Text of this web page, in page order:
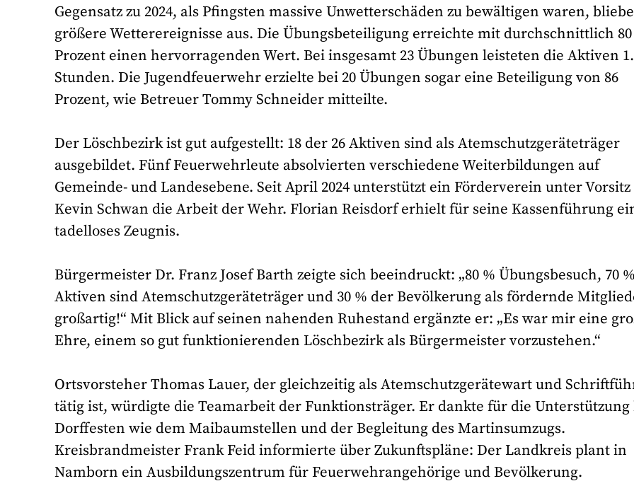
Gegensatz zu 2024, als Pfingsten massive Unwetterschäden zu bewältigen waren,
größere Wetterereignisse aus. Die Übungsbeteiligung erreichte mit durchschnittlich 80
Prozent einen hervorragenden Wert. Bei insgesamt 23 Übungen leisteten die Aktiven
Stunden. Die Jugendfeuerwehr erzielte bei 20 Übungen sogar eine Beteiligung von 86
Prozent, wie Betreuer Tommy Schneider mitteilte.
Der Löschbezirk ist gut aufgestellt: 18 der 26 Aktiven sind als Atemschutzgeräteträger
ausgebildet. Fünf Feuerwehrleute absolvierten verschiedene Weiterbildungen auf
Gemeinde- und Landesebene. Seit April 2024 unterstützt ein Förderverein unter Vorsitz
Kevin Schwan die Arbeit der Wehr. Florian Reisdorf erhielt für seine Kassenführung
tadelloses Zeugnis.
Bürgermeister Dr. Franz Josef Barth zeigte sich beeindruckt: „80 % Übungsbesuch, 70
Aktiven sind Atemschutzgeräteträger und 30 % der Bevölkerung als fördernde
großartig!“ Mit Blick auf seinen nahenden Ruhestand ergänzte er: „Es war mir eine
Ehre, einem so gut funktionierenden Löschbezirk als Bürgermeister vorzustehen.“
Ortsvorsteher Thomas Lauer, der gleichzeitig als Atemschutzgerätewart und
tätig ist, würdigte die Teamarbeit der Funktionsträger. Er dankte für die Unterstützung
Dorffesten wie dem Maibaumstellen und der Begleitung des Martinsumzugs.
Kreisbrandmeister Frank Feid informierte über Zukunftspläne: Der Landkreis plant in
Namborn ein Ausbildungszentrum für Feuerwehrangehörige und Bevölkerung.